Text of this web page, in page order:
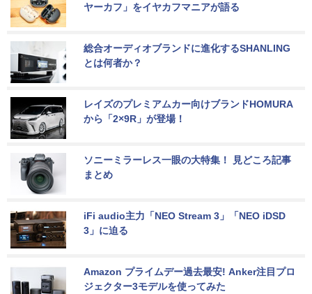
ヤーカフ」をイヤカフマニアが語る
総合オーディオブランドに進化するSHANLING
とは何者か？
レイズのプレミアムカー向けブランドHOMURA
から「2×9R」が登場！
ソニーミラーレス一眼の大特集！ 見どころ記事
まとめ
iFi audio主力「NEO Stream 3」「NEO iDSD
3」に迫る
Amazon プライムデー過去最安! Anker注目プロ
ジェクター3モデルを使ってみた